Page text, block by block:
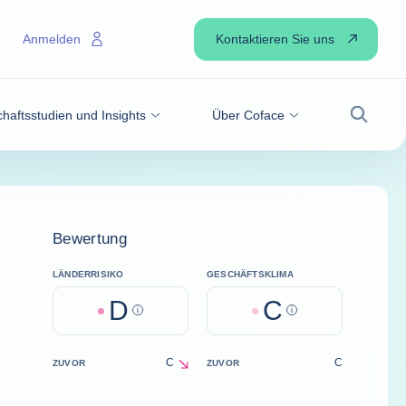
und Insights Über Coface
Suche
Anmelden Kontaktieren Sie uns
Bewertung
LÄNDERRISIKO
D Help
GESCHÄFTSKLIMA
C Help
ZUVOR C
decreaseZUVOR C